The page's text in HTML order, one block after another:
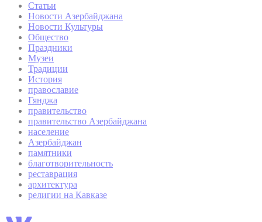
Статьи
Новости Азербайджана
Новости Культуры
Общество
Праздники
Музеи
Традиции
История
православие
Гянджа
правительство
правительство Азербайджана
население
Азербайджан
памятники
благотворительность
реставрация
архитектура
религии на Кавказе